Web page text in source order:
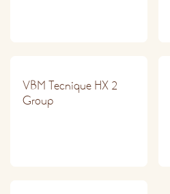
VBM Tecnique HX 2
Group